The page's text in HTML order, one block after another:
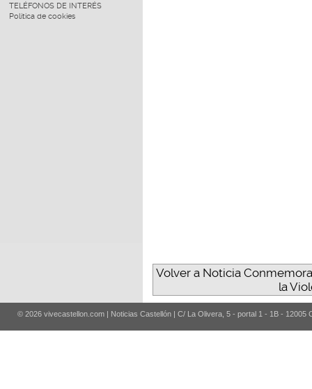
TELÉFONOS DE INTERÉS
Política de cookies
Volver a Noticia
la
© 2026 vivecastellon.com | Noticias Castellón | C/ La Olivera, 5 - portal 1 - 1B - 12005